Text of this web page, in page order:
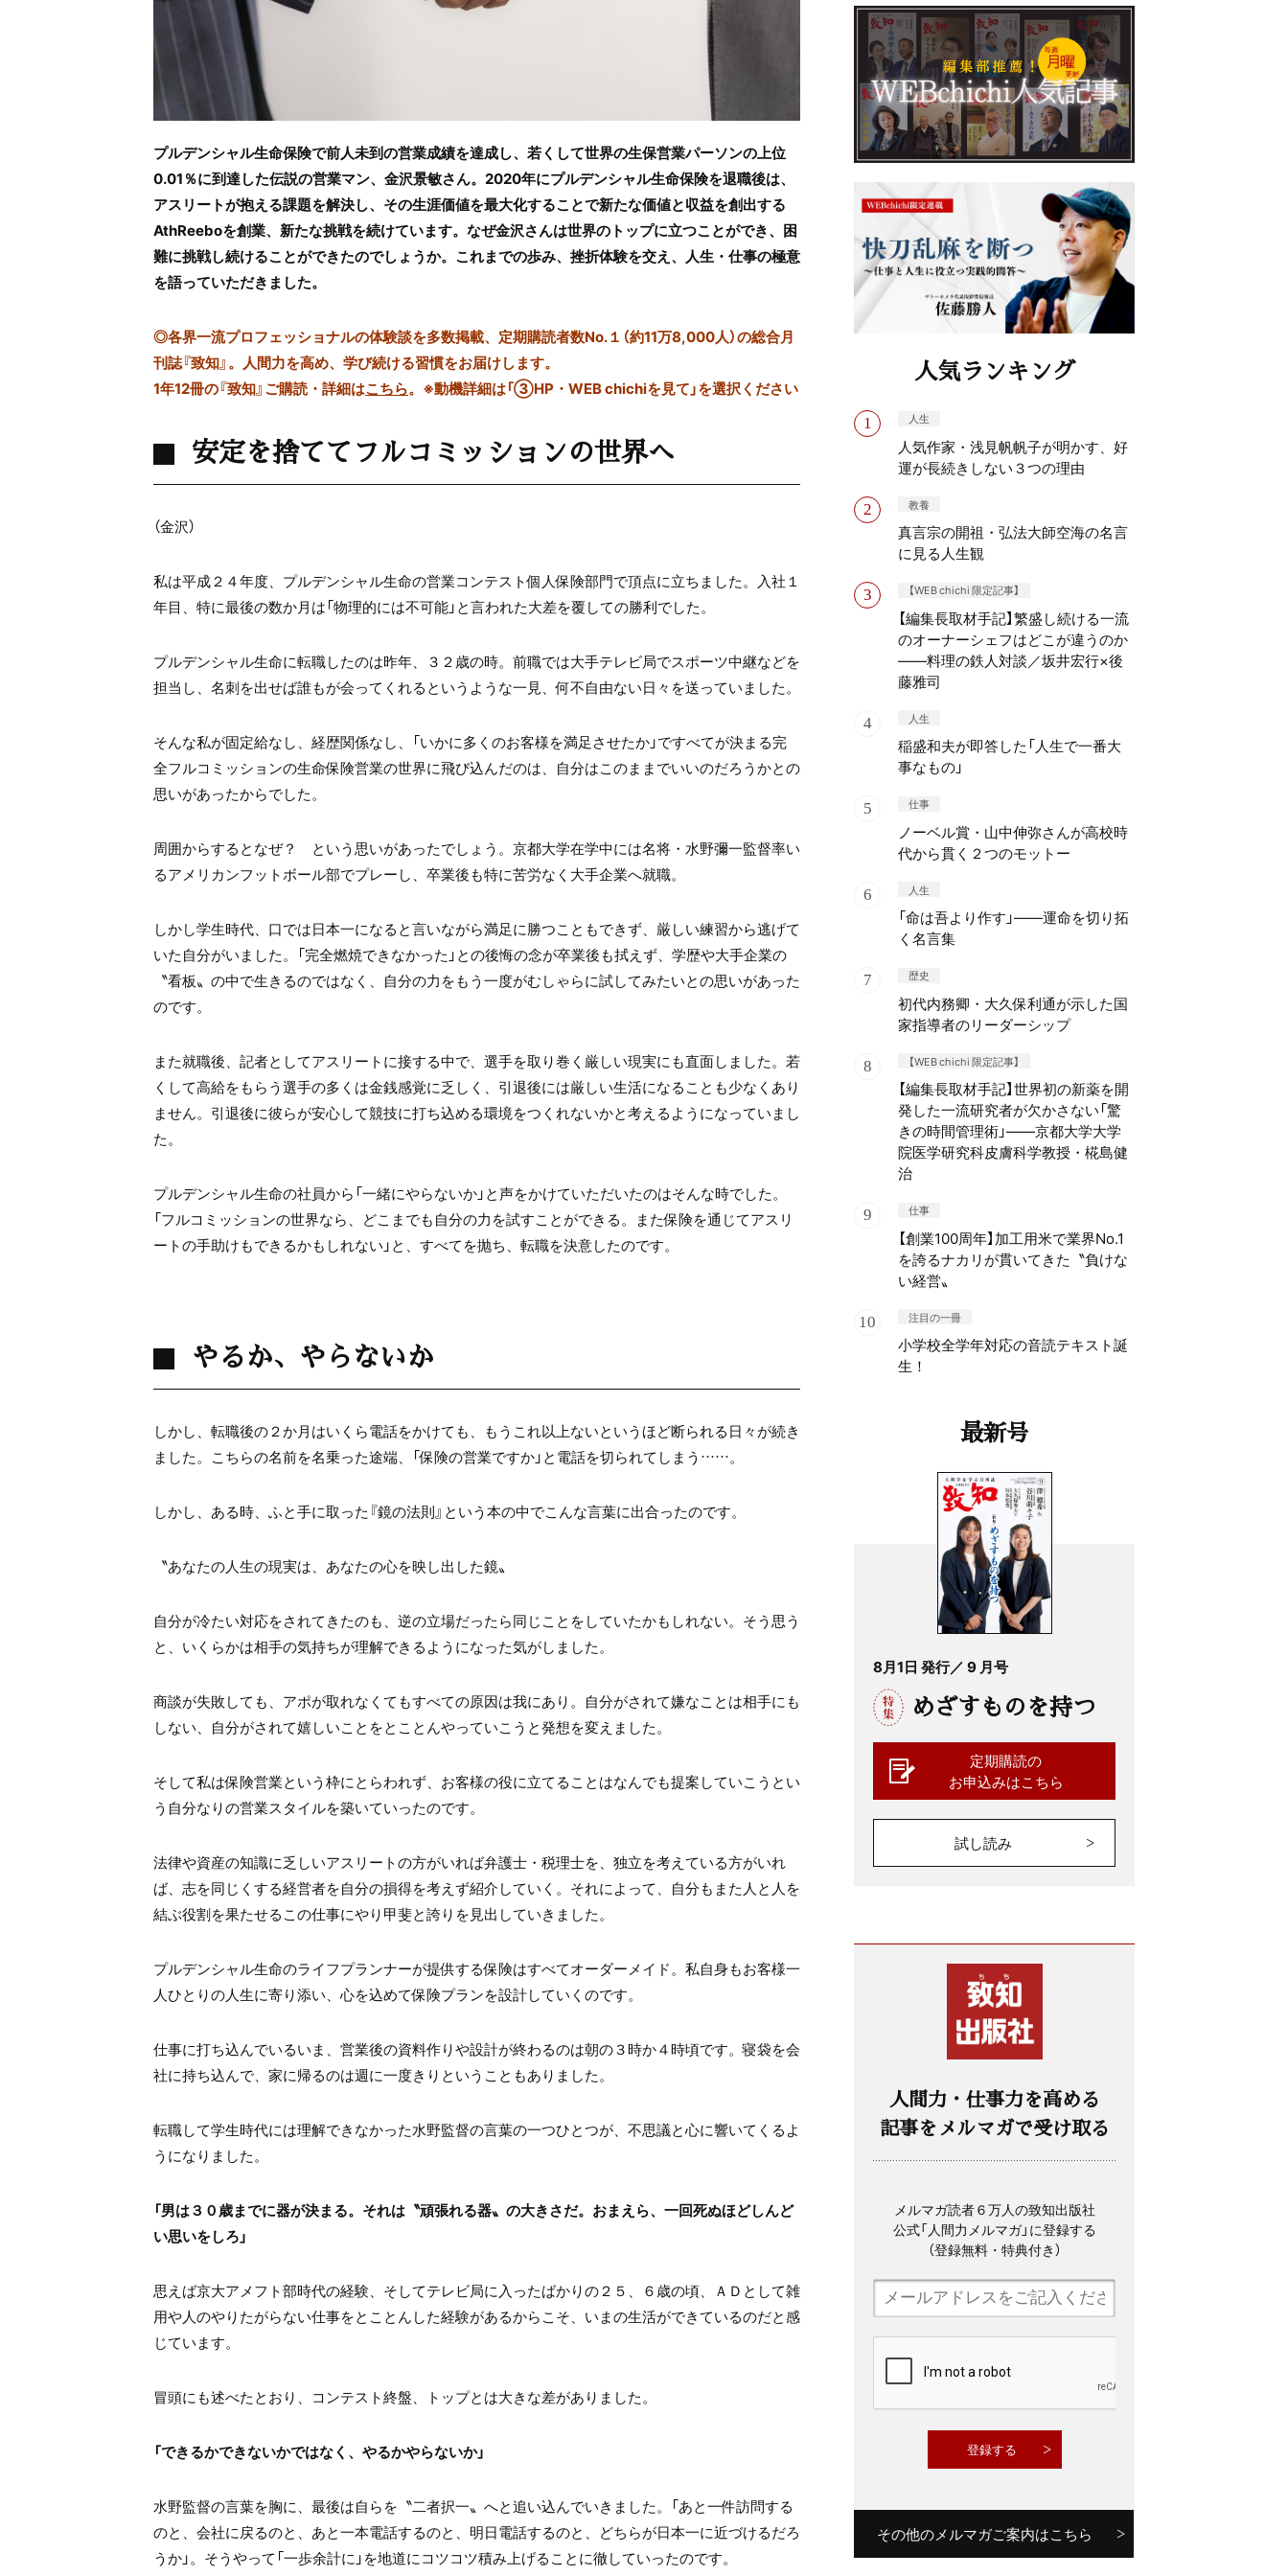
プルデンシャル生命保険で前人未到の営業成績を達成し、若くして世界の生保営業パーソンの上位
0.01％に到達した伝説の営業マン、金沢景敏さん。2020年にプルデンシャル生命保険を退職後は、
アスリートが抱える課題を解決し、その生涯価値を最大化することで新たな価値と収益を創出する
AthReeboを創業、新たな挑戦を続けています。なぜ金沢さんは世界のトップに立つことができ、困
難に挑戦し続けることができたのでしょうか。これまでの歩み、挫折体験を交え、人生・仕事の極意
を語っていただきました。
◎各界一流プロフェッショナルの体験談を多数掲載、定期購読者数No.１（約11万8,000人）の総合月
刊誌『致知』。人間力を高め、学び続ける習慣をお届けします。
1年12冊の『致知』ご購読・詳細はこちら。 ※動機詳細は「③HP・WEB chichiを見て」を選択ください
安定を捨ててフルコミッションの世界へ
（金沢）
私は平成２４年度、プルデンシャル生命の営業コンテスト個人保険部門で頂点に立ちました。入社１
年目、特に最後の数か月は「物理的には不可能」と言われた大差を覆しての勝利でした。
プルデンシャル生命に転職したのは昨年、３２歳の時。前職では大手テレビ局でスポーツ中継などを
担当し、名刺を出せば誰もが会ってくれるというような一見、何不自由ない日々を送っていました。
そんな私が固定給なし、経歴関係なし、「いかに多くのお客様を満足させたか」ですべてが決まる完
全フルコミッションの生命保険営業の世界に飛び込んだのは、自分はこのままでいいのだろうかとの
思いがあったからでした。
周囲からするとなぜ？ という思いがあったでしょう。京都大学在学中には名将・水野彌一監督率い
るアメリカンフットボール部でプレーし、卒業後も特に苦労なく大手企業へ就職。
しかし学生時代、口では日本一になると言いながら満足に勝つこともできず、厳しい練習から逃げて
いた自分がいました。「完全燃焼できなかった」との後悔の念が卒業後も拭えず、学歴や大手企業の
〝看板〟の中で生きるのではなく、自分の力をもう一度がむしゃらに試してみたいとの思いがあった
のです。
また就職後、記者としてアスリートに接する中で、選手を取り巻く厳しい現実にも直面しました。若
くして高給をもらう選手の多くは金銭感覚に乏しく、引退後には厳しい生活になることも少なくあり
ません。引退後に彼らが安心して競技に打ち込める環境をつくれないかと考えるようになっていまし
た。
プルデンシャル生命の社員から「一緒にやらないか」と声をかけていただいたのはそんな時でした。
「フルコミッションの世界なら、どこまでも自分の力を試すことができる。また保険を通じてアスリ
ートの手助けもできるかもしれない」と、すべてを抛ち、転職を決意したのです。
やるか、やらないか
しかし、転職後の２か月はいくら電話をかけても、もうこれ以上ないというほど断られる日々が続き
ました。こちらの名前を名乗った途端、「保険の営業ですか」と電話を切られてしまう……。
しかし、ある時、ふと手に取った『鏡の法則』という本の中でこんな言葉に出合ったのです。
〝あなたの人生の現実は、あなたの心を映し出した鏡〟
自分が冷たい対応をされてきたのも、逆の立場だったら同じことをしていたかもしれない。そう思う
と、いくらかは相手の気持ちが理解できるようになった気がしました。
商談が失敗しても、アポが取れなくてもすべての原因は我にあり。自分がされて嫌なことは相手にも
しない、自分がされて嬉しいことをとことんやっていこうと発想を変えました。
そして私は保険営業という枠にとらわれず、お客様の役に立てることはなんでも提案していこうとい
う自分なりの営業スタイルを築いていったのです。
法律や資産の知識に乏しいアスリートの方がいれば弁護士・税理士を、独立を考えている方がいれ
ば、志を同じくする経営者を自分の損得を考えず紹介していく。それによって、自分もまた人と人を
結ぶ役割を果たせるこの仕事にやり甲斐と誇りを見出していきました。
プルデンシャル生命のライフプランナーが提供する保険はすべてオーダーメイド。私自身もお客様一
人ひとりの人生に寄り添い、心を込めて保険プランを設計していくのです。
仕事に打ち込んでいるいま、営業後の資料作りや設計が終わるのは朝の３時か４時頃です。寝袋を会
社に持ち込んで、家に帰るのは週に一度きりということもありました。
転職して学生時代には理解できなかった水野監督の言葉の一つひとつが、不思議と心に響いてくるよ
うになりました。
「男は３０歳までに器が決まる。それは〝頑張れる器〟の大きさだ。おまえら、一回死ぬほどしんど
い思いをしろ」
思えば京大アメフト部時代の経験、そしてテレビ局に入ったばかりの２５、６歳の頃、ＡＤとして雑
用や人のやりたがらない仕事をとことんした経験があるからこそ、いまの生活ができているのだと感
じています。
冒頭にも述べたとおり、コンテスト終盤、トップとは大きな差がありました。
「できるかできないかではなく、やるかやらないか」
水野監督の言葉を胸に、最後は自らを〝二者択一〟へと追い込んでいきました。「あと一件訪問する
のと、会社に戻るのと、あと一本電話するのと、明日電話するのと、どちらが日本一に近づけるだろ
うか」。そうやって「一歩余計に」を地道にコツコツ積み上げることに徹していったのです。
人気ランキング
人生
人気作家・浅見帆帆子が明かす、好
運が長続きしない３つの理由
教養
真言宗の開祖・弘法大師空海の名言
に見る人生観
【WEB chichi 限定記事】
【編集長取材手記】繁盛し続ける一流
のオーナーシェフはどこが違うのか
——料理の鉄人対談／坂井宏行×後
藤雅司
人生
稲盛和夫が即答した「人生で一番大
事なもの」
仕事
ノーベル賞・山中伸弥さんが高校時
代から貫く２つのモットー
人生
「命は吾より作す」——運命を切り拓
く名言集
歴史
初代内務卿・大久保利通が示した国
家指導者のリーダーシップ
【WEB chichi 限定記事】
【編集長取材手記】世界初の新薬を開
発した一流研究者が欠かさない「驚
きの時間管理術」——京都大学大学
院医学研究科皮膚科学教授・椛島健
治
仕事
【創業100周年】加工用米で業界No.1
を誇るナカリが貫いてきた〝負けな
い経営〟
注目の一冊
小学校全学年対応の音読テキスト誕
生！
最新号
8月1日 発行／ 9 月号
めざすものを持つ
定期購読の
お申込みはこちら
試し読み
人間力・仕事力を高める
記事をメルマガで受け取る
メルマガ読者６万人の致知出版社
公式「人間力メルマガ」に登録する
（登録無料・特典付き）
その他のメルマガご案内はこちら